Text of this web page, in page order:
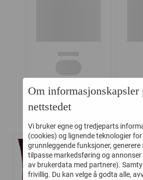
Relaterte
-45%
Om informasjonskapsler
nettstedet
Vi bruker egne og tredjeparts
(cookies) og lignende teknologier for
grunnleggende funksjoner,
tilpasse markedsføring og
av brukerdata med partnere).
frivillig. Du kan velge å godta alle,